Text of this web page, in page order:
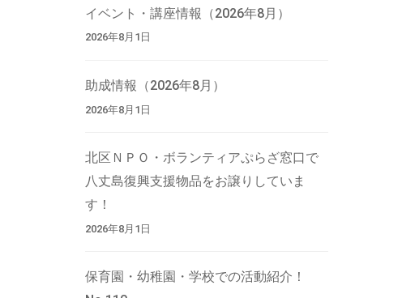
イベント・講座情報（2026年8月）
2026年8月1日
助成情報（2026年8月）
2026年8月1日
北区ＮＰＯ・ボランティアぷらざ窓口で
八丈島復興支援物品をお譲りしていま
す！
2026年8月1日
保育園・幼稚園・学校での活動紹介！